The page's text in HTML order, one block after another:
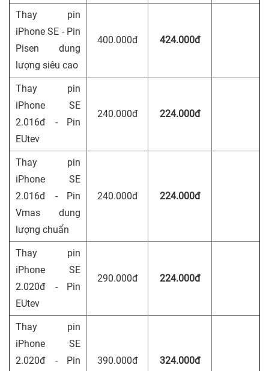
Thay pin
iPhone SE - Pin
Pisen dung
lượng siêu cao
400.000đ 424.000đ
Thay pin
iPhone SE
2.016đ - Pin
EUtev
240.000đ 224.000đ
Thay pin
iPhone SE
2.016đ - Pin
Vmas dung
lượng chuẩn
240.000đ 224.000đ
Thay pin
iPhone SE
2.020đ - Pin
EUtev
290.000đ 224.000đ
Thay pin
iPhone SE
2.020đ - Pin
390.000đ 324.000đ